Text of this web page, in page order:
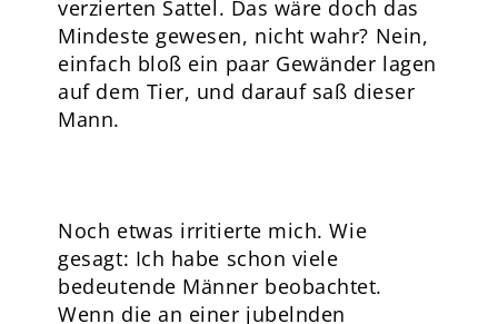
verzierten Sattel. Das wäre doch das
Mindeste gewesen, nicht wahr? Nein,
einfach bloß ein paar Gewänder lagen
auf dem Tier, und darauf saß dieser
Mann.
Noch etwas irritierte mich. Wie
gesagt: Ich habe schon viele
bedeutende Männer beobachtet.
Wenn die an einer jubelnden